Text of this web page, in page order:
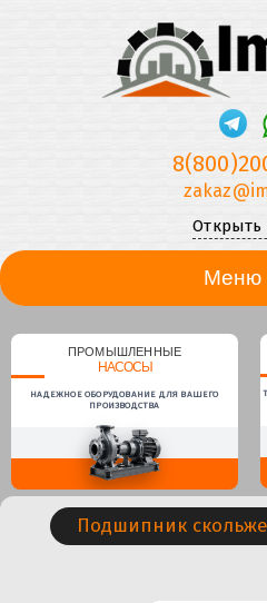
Открыть
Меню
ПРОМЫШЛЕННЫЕ
НАСОСЫ
НАДЕЖНОЕ ОБОРУДОВАНИЕ ДЛЯ ВАШЕГО
ПРОИЗВОДСТВА
Подшипник